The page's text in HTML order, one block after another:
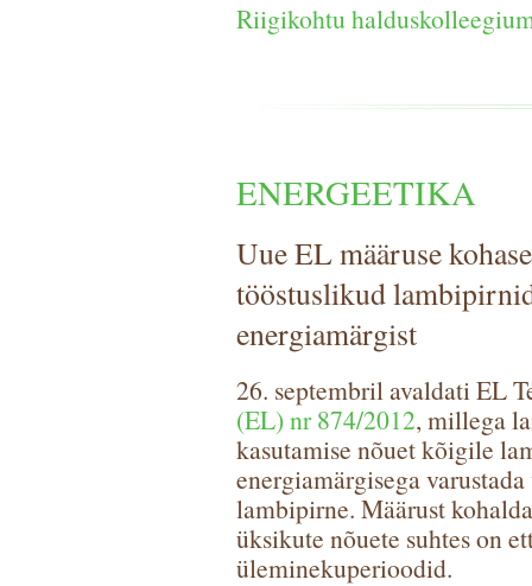
Riigikohtu
ENERGEETIKA
Uue EL määruse
tööstuslikud
energiamärgist
26. septembril avaldati EL
(EL) nr 874/2012, millega
kasutamise nõuet kõigile
energiamärgisega
lambipirne. Määrust
üksikute nõuete suhtes on
üleminekuperioodid.